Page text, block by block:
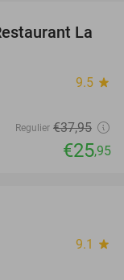
32%
La
9.5 star
Regulier €37,95
€25,95
9.1 star